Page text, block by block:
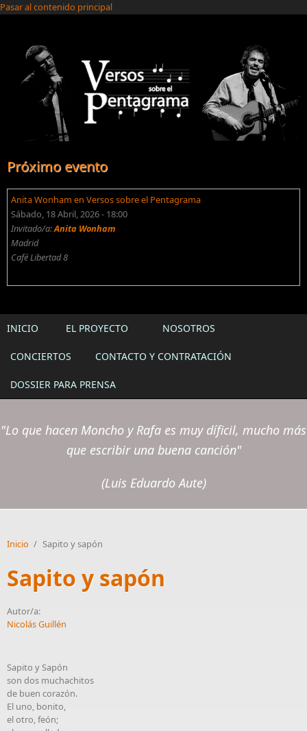
Pasar al contenido principal
Próximo evento
Anita Wonham en Versos sobre el Pentagrama
Sábado, 18 Abril, 2026 - 18:00
Invitado/a:Anita Wonham
Madrid
Café Libertad 8
INICIO EL PROYECTO NOSOTROS
CONCIERTOS CONTACTO Y CONTRATACIÓN
DOSSIER PARA PRENSA
"Lo que hacen Moncho y Rafa es muy díficil, mucho más
que escribir una buena canción"
(Luis Eduardo Aute)
Inicio / Sapito y sapón
Sapito y sapón
Autor/a:
Nicolás Guillén
Sapito y Sapón
son dos muchachitos
de buen corazón.
El uno, bonito,
el otro, feón;